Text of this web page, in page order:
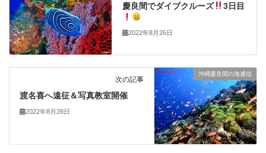
慶良間でダイブクルーズ 3日目
2022年8月26日
沖縄慶良間の海通信
次の記事
渡名喜へ遠征＆写真教室開催
2022年8月28日